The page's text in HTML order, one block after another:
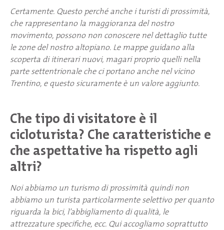
Certamente. Questo perché anche i turisti di prossimità,
che rappresentano la maggioranza del nostro
movimento, possono non conoscere nel dettaglio tutte
le zone del nostro altopiano. Le mappe guidano alla
scoperta di itinerari nuovi, magari proprio quelli nella
parte settentrionale che ci portano anche nel vicino
Trentino, e questo sicuramente è un valore aggiunto.
Che tipo di visitatore è il
cicloturista? Che caratteristiche e
che aspettative ha rispetto agli
altri?
Noi abbiamo un turismo di prossimità quindi non
abbiamo un turista particolarmente selettivo per quanto
riguarda la bici, l’abbigliamento di qualità, le
attrezzature specifiche, ecc. Qui accogliamo soprattutto